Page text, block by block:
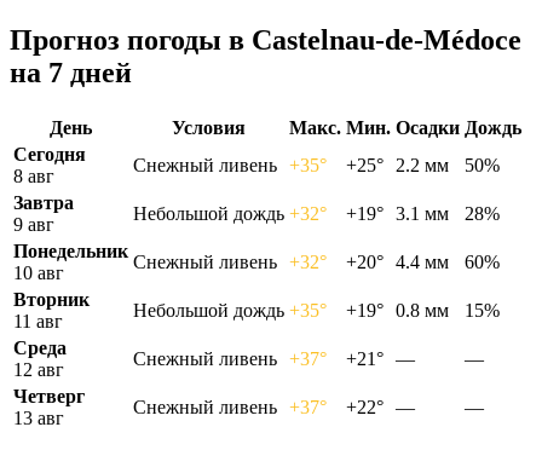
Прогноз погоды в Castelnau-de-Médocе
на 7 дней
День Условия Макс. Мин. Осадки Дождь
Сегодня
8 авг
Снежный ливень +35° +25° 2.2 мм
50%
Завтра
9 авг
Небольшой дождь +32° +19° 3.1 мм
28%
Понедельник
10 авг
Снежный ливень +32° +20° 4.4 мм
60%
Вторник
11 авг
Небольшой дождь +35° +19° 0.8 мм
15%
Среда
12 авг
Снежный ливень +37° +21° —
—
Четверг
13 авг
Снежный ливень +37° +22° — —